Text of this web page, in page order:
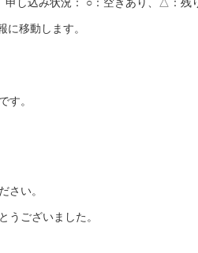
移動します。
す。
さい。
ございました。